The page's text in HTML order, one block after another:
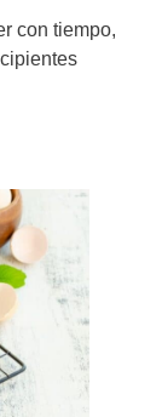
con tiempo,